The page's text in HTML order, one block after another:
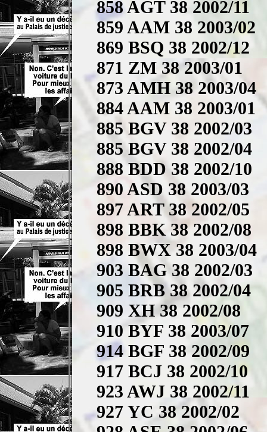
858 AGT 38 2002/11
859 AAM 38 2003/02
869 BSQ 38 2002/12
871 ZM 38 2003/01
873 AMH 38 2003/04
884 AAM 38 2003/01
885 BGV 38 2002/03
885 BGV 38 2002/04
888 BDD 38 2002/10
890 ASD 38 2003/03
897 ART 38 2002/05
898 BBK 38 2002/08
898 BWX 38 2003/04
903 BAG 38 2002/03
905 BRB 38 2002/04
909 XH 38 2002/08
910 BYF 38 2003/07
914 BGF 38 2002/09
917 BCJ 38 2002/10
923 AWJ 38 2002/11
927 YC 38 2002/02